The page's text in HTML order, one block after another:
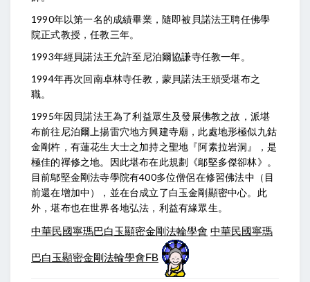
1990年以第一名的成績畢業，隨即被貝諾法王聘任佛學
院正式教授，任教三年。
1993年經貝諾法王允許至尼泊爾協謙寺任教一年。
1994年再次回南卓林寺任教，蒙貝諾法王頒受堪布之
職。
1995年因貝諾法王為了利益眾生及發展佛教之故，派堪
布前往尼泊爾上揚雷穴地方興建寺廟，此處地形極似九鈷
金剛杵，有蓮花生大士之加持之聖地『阿素拉岩洞』，是
極佳的禪修之地。因此堪布在此規劃《鄔堅多傑卻林》。
目前鄔堅金剛法寺學院有400多位僧侶在修習佛法中（目
前還在增加中），並在台成立了白玉金剛顯密中心。此
外，堪布也在世界各地弘法，利益有緣眾生。
中華民國寧瑪巴白玉顯密金剛法輪學會 中華民國寧瑪
巴白玉顯密金剛法輪學會FB